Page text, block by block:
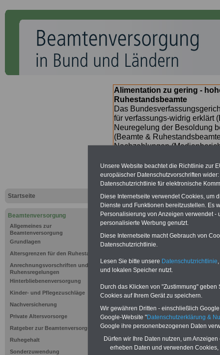
Startseite
Beamtenversorgung
Allgemeines zur
Beamtenversorgung
Grundlagen
Altersgrenzen für den Ruhestand
Anrechnungsvorschriften und
Ruhensregelungen
Hinterbliebenenversorgung
Kinder- und Pflegezuschläge
Nachversicherung
Private Altersvorsorge
Ratgeber zur Beamtenversorgung
Ruhegehalt
Sonderzuwendung
Alimentation zu gering -
Ruhestandsbeamte
Das
für verfassungs-widrig erklärt
Neuregelung der Besoldung
(Beamte &
Nachzahlungen
SERVICE gibt hierzu im II.
(unmittelbar nach Beschluss
Bundesregierung >>>
zur
Neuauflage: Mai 2025 >>>
Unsere Website beachtet die Richtlinie zur
europäischer Datenschutzvorschriften
Datenschutzrichtlinie für elektronische
Diese Internetseite verwendet Cookies, um
Dienste und Funktionen bereitzustellen. Es
Personalisierung von Anzeigen verwendet
personalisierte Werbung genutzt.
Diese Internetseite macht Gebrauch von
Datenschutzrichtlinie.
Lesen Sie bitte unsere Datenschutzrichtlinie
und lokalen Speicher nutzt.
Durch das Klicken von "Zustimmung"
Cookies auf Ihrem Gerät zu speichern.
Wir gewähren Dritten - einschließlich
Google-Website "Datenschutzerklärung &
Google ihre personenbezogenen Daten
Dürfen wir Ihre Daten nutzen, um
erheben Daten und verwenden